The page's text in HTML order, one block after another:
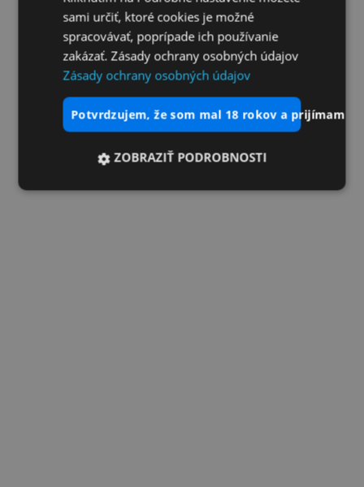
sami určiť, ktoré cookies je možné
spracovávať, poprípade ich používanie
zakázať. Zásady ochrany osobných údajov
Zásady ochrany osobných údajov
potvrdzujem, že som mal 18 rokov a prijímam
ZOBRAZIŤ PODROBNOSTI